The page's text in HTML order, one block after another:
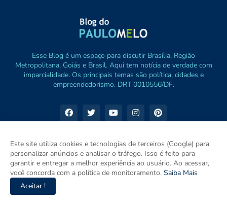
Esse Blog é um espaço para discutir Brasília, Região
Metropolitana, Goiás e Brasil. Aqui tem notícia de verdade com
imparcialidade. Os principais temas são política, cidades e
empreendedorismo. DRT 0010556/DF.
Este site utiliza cookies e tecnologias de terceiros (Google) para
personalizar anúncios e analisar o tráfego. Isso é feito para
garantir e entregar a melhor experiência ao usuário. Ao acessar,
você concorda com a política de monitoramento. Saiba Mais
Aceitar !